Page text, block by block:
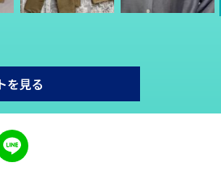
を見る